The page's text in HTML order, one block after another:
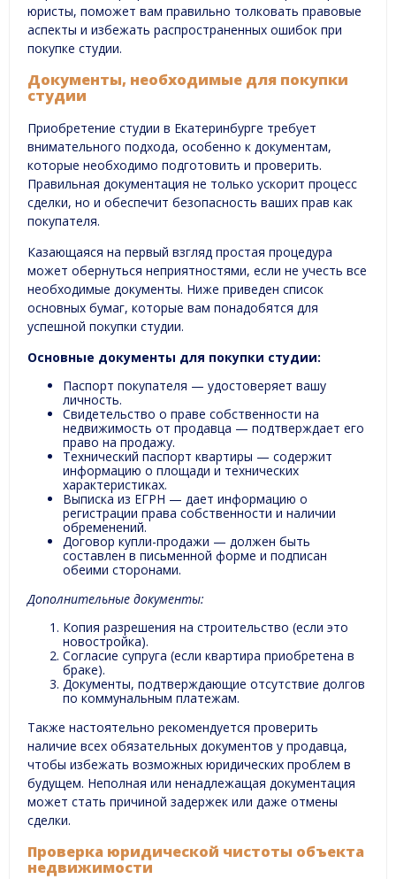
юристы, поможет вам правильно толковать правовые
аспекты и избежать распространенных ошибок при
покупке студии.
Документы, необходимые для покупки
студии
Приобретение студии в Екатеринбурге требует
внимательного подхода, особенно к документам,
которые необходимо подготовить и проверить.
Правильная документация не только ускорит процесс
сделки, но и обеспечит безопасность ваших прав как
покупателя.
Казающаяся на первый взгляд простая процедура
может обернуться неприятностями, если не учесть все
необходимые документы. Ниже приведен список
основных бумаг, которые вам понадобятся для
успешной покупки студии.
Основные документы для покупки студии:
Паспорт покупателя — удостоверяет вашу
личность.
Свидетельство о праве собственности на
недвижимость от продавца — подтверждает его
право на продажу.
Технический паспорт квартиры — содержит
информацию о площади и технических
характеристиках.
Выписка из ЕГРН — дает информацию о
регистрации права собственности и наличии
обременений.
Договор купли-продажи — должен быть
составлен в письменной форме и подписан
обеими сторонами.
Дополнительные документы:
Копия разрешения на строительство (если это
новостройка).
Согласие супруга (если квартира приобретена в
браке).
Документы, подтверждающие отсутствие долгов
по коммунальным платежам.
Также настоятельно рекомендуется проверить
наличие всех обязательных документов у продавца,
чтобы избежать возможных юридических проблем в
будущем. Неполная или ненадлежащая документация
может стать причиной задержек или даже отмены
сделки.
Проверка юридической чистоты объекта
недвижимости